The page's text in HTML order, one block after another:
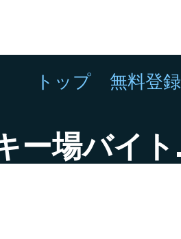
トップ 無料登
ー場バイ